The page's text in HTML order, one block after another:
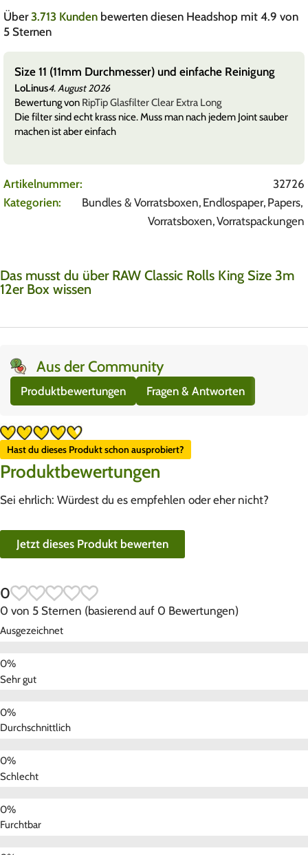
Über3.713 Kunden bewerten diesen Headshop mit 4.9 von
5 Sternen
Size 11 (11mm Durchmesser) und einfache Reinigung
LoLinus4. August 2026
Bewertung von RipTip Glasfilter Clear Extra Long
Die filter sind echt krass nice. Muss man nach jedem Joint sauber
machen ist aber einfach
Artikelnummer:
32726
Kategorien:
Bundles & Vorratsboxen, Endlospaper, Papers,
Vorratsboxen,Vorratspackungen
Das musst du über RAW Classic Rolls King Size 3m
12er Box wissen
Aus der Community
Produktbewertungen Fragen & Antworten
Hast du dieses Produkt schon ausprobiert?
Produktbewertungen
Sei ehrlich: Würdest du es empfehlen oder eher nicht?
Jetzt dieses Produkt bewerten
0
0 von 5 Sternen (basierend auf 0 Bewertungen)
Ausgezeichnet
Sehr gut
Durchschnittlich
Schlecht
Furchtbar